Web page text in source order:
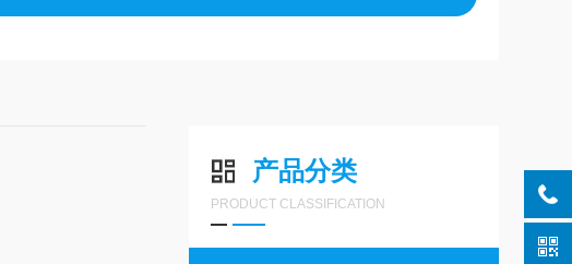
产品分类
PRODUCT CLASSIFICATION